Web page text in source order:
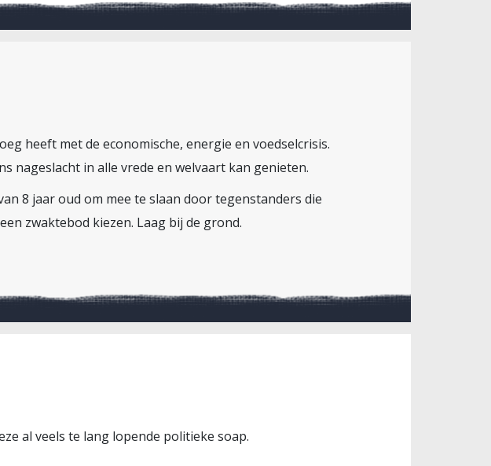
heeft met de economische, energie en voedselcrisis.
nageslacht in alle vrede en welvaart kan genieten.
8 jaar oud om mee te slaan door tegenstanders die
zwaktebod kiezen. Laag bij de grond.
al veels te lang lopende politieke soap.